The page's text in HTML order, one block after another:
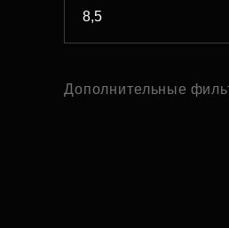
Дополнительные